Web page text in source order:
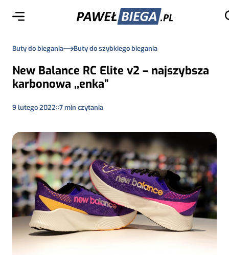
Buty do biegania Buty do szybkiego biegania
New Balance RC Elite v2 – najszybsza
karbonowa ,,enka”
9 lutego 2022 7min czytania